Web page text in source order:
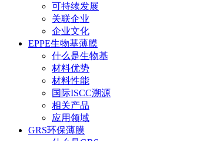
可持续发展
关联企业
企业文化
EPPE生物基薄膜
什么是生物基
材料优势
材料性能
国际ISCC溯源
相关产品
应用领域
GRS环保薄膜